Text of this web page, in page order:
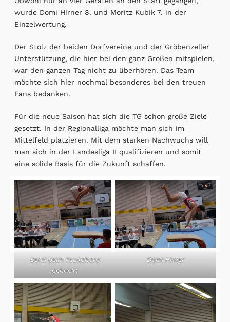
wurde Domi Hirner 8. und Moritz Kubik 7. in der
Einzelwertung.
Der Stolz der beiden Dorfvereine und der Gröbenzeller
Unterstützung, die hier bei den ganz Großen mitspielen,
war den ganzen Tag nicht zu überhören. Das Team
möchte sich hier nochmal besonderes bei den treuen
Fans bedanken.
Für die neue Saison hat sich die TG schon große Ziele
gesetzt. In der Regionalliga möchte man sich im
Mittelfeld platzieren. Mit dem starken Nachwuchs will
man sich in der Landesliga II qualifizieren und somit
eine solide Basis für die Zukunft schaffen.
Berni beim Tsukahara
gehockt
Domi Hirner